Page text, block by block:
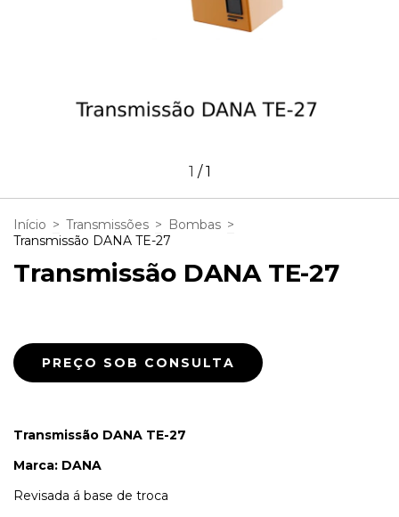
1 /1
Início > Transmissões > Bombas >
Transmissão DANA TE-27
Transmissão DANA TE-27
Transmissão DANA TE-27
Marca: DANA
Revisada á base de troca